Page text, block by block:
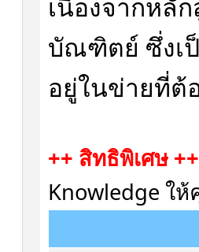
บัณฑิตย์ ซึ่งเ
อยู่ในข่ายที่ต้
++ สิทธิพิเศษ ++
Knowledge ใ